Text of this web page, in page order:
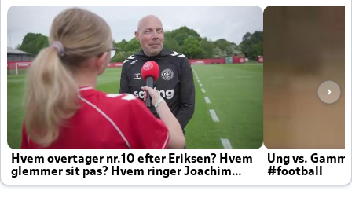
Hvem overtager nr.10 efter Eriksen? Hvem
glemmer sit pas? Hvem ringer Joachim
altid til efter kampe?
Ung vs.
#football